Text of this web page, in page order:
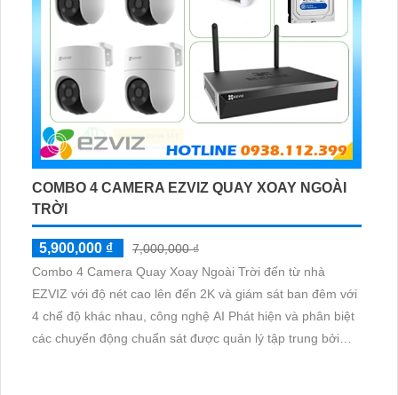
COMBO 4 CAMERA EZVIZ QUAY XOAY NGOÀI
TRỜI
5,900,000 ₫
7,000,000 ₫
Combo 4 Camera Quay Xoay Ngoài Trời đến từ nhà
EZVIZ với độ nét cao lên đến 2K và giám sát ban đêm với
4 chế độ khác nhau, công nghệ AI Phát hiện và phân biệt
các chuyển động chuẩn sát được quản lý tập trung bởi